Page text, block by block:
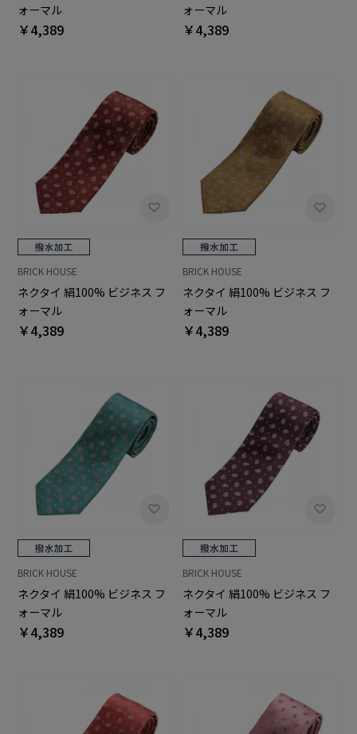
ォーマル
￥4,389
ォーマル
￥4,389
BRICK HOUSE
ネクタイ 絹100% ビジネス フ
ォーマル
￥4,389
BRICK HOUSE
ネクタイ 絹100% ビジネス フ
ォーマル
￥4,389
BRICK HOUSE
ネクタイ 絹100% ビジネス フ
ォーマル
￥4,389
BRICK HOUSE
ネクタイ 絹100% ビジネス フ
ォーマル
￥4,389